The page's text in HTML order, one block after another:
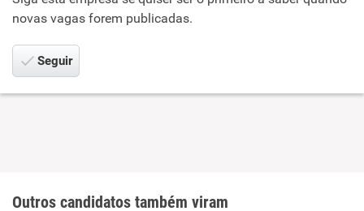
novas vagas forem publicadas.
Seguir
Outros candidatos também viram